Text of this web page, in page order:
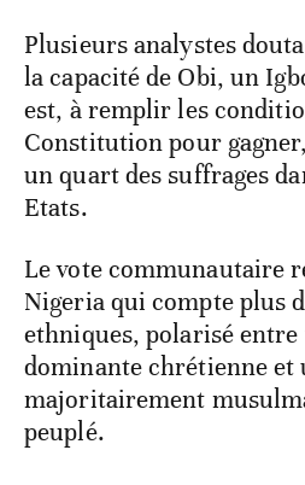
Plusieurs analystes
la capacité de Obi, un
est, à remplir les
Constitution pour
un quart des suffrages
Etats.
Le vote communautaire
Nigeria qui compte plus
ethniques, polarisé entre
dominante chrétienne et
majoritairement
peuplé.